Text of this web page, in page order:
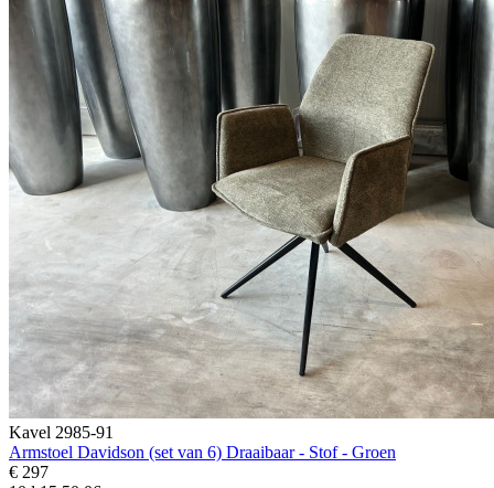
Kavel 2985-91
Armstoel Davidson (set van 6) Draaibaar - Stof - Groen
€ 297